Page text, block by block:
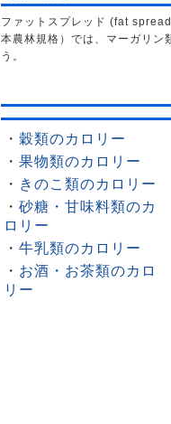
ファットスプレッド (fat
本農林規格）では、マーガリン
う。
・ 穀類のカロリー
・ 果物類のカロリー
・ きのこ類のカロリー
・ 砂糖・甘味料類のカ
ロリー
・ 牛乳類のカロリー
・ お酒・お茶類のカロ
リー